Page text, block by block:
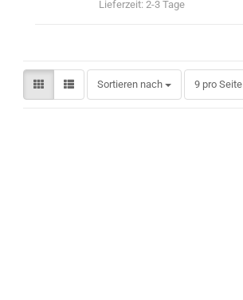
Lieferzeit:2-3 Tage
Sortieren nach
Sortieren nach 9 pro Seite
pro Seite